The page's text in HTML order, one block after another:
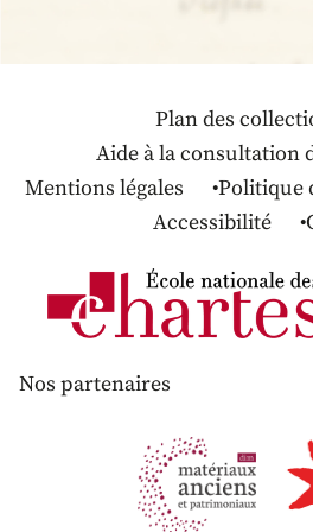
Plan des
Aide à la consultation
Mentions légales
Politique
Accessibilité
Nos partenaires